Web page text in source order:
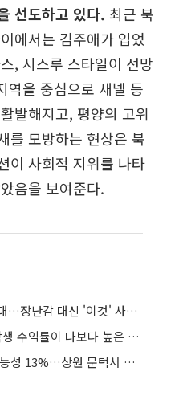
선도하고 있다. 최근 북
에서는 김주애가 입었
, 시스루 스타일이 선망
역을 중심으로 새넬 등
발해지고, 평양의 고위
를 모방하는 현상은 북
이 사회적 지위를 나타
음을 보여준다.
어린이날 선물 평균 10만원 시대…장난감 대신 '이것' 사준다?
용돈 대신 '삼전'…우리 집 중학생 수익률이 나보다 높은 이유
美 클래리티 법안 연내 통과 가능성 13%…상원 문턱서 제동